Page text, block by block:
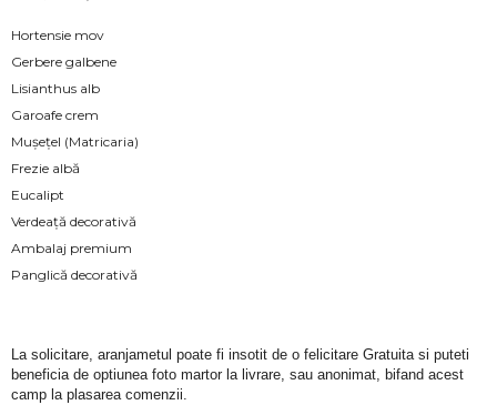
Hortensie mov
Gerbere galbene
Lisianthus alb
Garoafe crem
Mușețel (Matricaria)
Frezie albă
Eucalipt
Verdeață decorativă
Ambalaj premium
Panglică decorativă
La solicitare, aranjametul poate fi insotit de o felicitare Gratuita si puteti
beneficia de optiunea foto martor la livrare, sau anonimat, bifand acest
camp la plasarea comenzii.